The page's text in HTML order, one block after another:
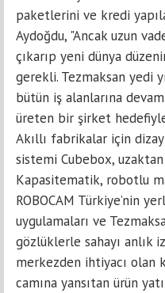
paketlerini ve kredi
Aydoğdu, "Ancak uzun
çıkarıp yeni dünya
gerekli. Tezmaksan yedi
bütün iş alanlarına
üreten bir şirket hedefiyle
Akıllı fabrikalar için
sistemi Cubebox,
Kapasitematik, robotlu
ROBOCAM Türkiye’nin
uygulamaları ve
gözlüklerle sahayı anlık
merkezden ihtiyacı olan
camına yansıtan ürün